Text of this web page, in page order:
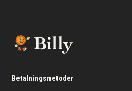
Betalningsmetoder